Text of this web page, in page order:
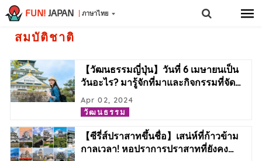
FUN! JAPAN ภาษาไทย
สมบัติชาติ
【วัฒนธรรมญี่ปุ่น】วันที่ 6 เมษายนเป็น
วันอะไร? มารู้จักที่มาและกิจกรรมที่จัด…
วัฒนธรรม
Apr 02, 2024
【ซีรี่ส์ปราสาทขึ้นชื่อ】เสน่ห์ที่ก้าวข้าม
กาลเวลา! หอปราการปราสาทที่ยังคง…